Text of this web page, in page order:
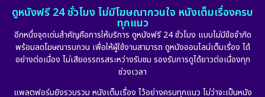
ดูหนังฟรี 24 ชั่วโมง ไม่มีโฆษณากวนใจ หนังเต็มเรื่องครบ
ทุกแนว
อีกหนึ่งจุดเด่นสำคัญคือการให้บริการ ดูหนังฟรี 24 ชั่วโมง แบบไม่มีข้อจำกัด
พร้อมลดโฆษณารบกวน เพื่อให้ผู้ใช้งานสามารถ ดูหนังออนไลน์เต็มเรื่อง ได้
อย่างต่อเนื่อง ไม่เสียอรรถรสระหว่างรับชม รองรับการดูได้ยาวต่อเนื่องทุก
ช่วงเวลา
แพลตฟอร์มยังรวบรวม หนังเต็มเรื่อง ไว้อย่างครบทุกแนว ไม่ว่าจะเป็นหนัง